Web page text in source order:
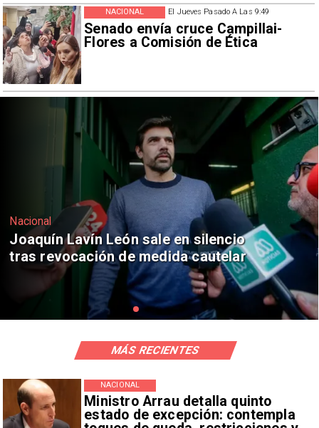
El Jueves Pasado A Las 9:49
Senado envía cruce Campillai-
Flores a Comisión de Ética
NACIONAL
Nacional
Chile y Venezuela formalizan reinicio
de relaciones consulares
Ministro Arrau detalla quinto
estado de excepción: contempla
NACIONAL
MÁS RECIENTES